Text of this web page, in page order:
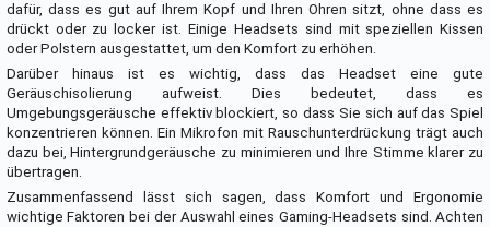
dafür, dass es gut auf Ihrem Kopf und Ihren Ohren sitzt, ohne dass es
drückt oder zu locker ist. Einige Headsets sind mit speziellen Kissen
oder Polstern ausgestattet, um den Komfort zu erhöhen.
Darüber hinaus ist es wichtig, dass das Headset eine gute
Geräuschisolierung aufweist. Dies bedeutet, dass es
Umgebungsgeräusche effektiv blockiert, so dass Sie sich auf das Spiel
konzentrieren können. Ein Mikrofon mit Rauschunterdrückung trägt auch
dazu bei, Hintergrundgeräusche zu minimieren und Ihre Stimme klarer zu
übertragen.
Zusammenfassend lässt sich sagen, dass Komfort und Ergonomie
wichtige Faktoren bei der Auswahl eines Gaming-Headsets sind. Achten